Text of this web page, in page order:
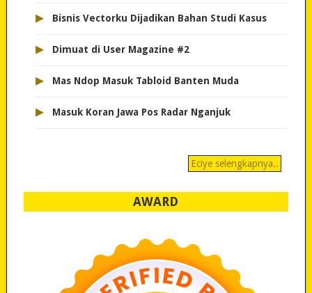
▸ Bisnis Vectorku Dijadikan Bahan Studi Kasus
▸ Dimuat di User Magazine #2
▸ Mas Ndop Masuk Tabloid Banten Muda
▸ Masuk Koran Jawa Pos Radar Nganjuk
Eciye selengkapnya..
AWARD